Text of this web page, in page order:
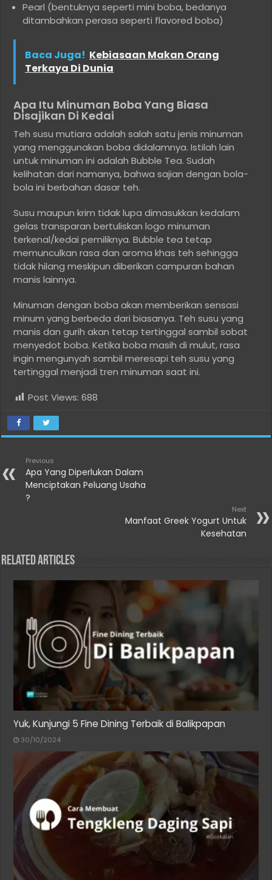
Pearl (bentuknya seperti mini boba, bedanya
ditambahkan perasa seperti flavored boba)
Baca Juga! Kebiasaan Makan Orang
Terkaya Di Dunia
Apa Itu Minuman Boba Yang Biasa
Disajikan Di Kedai
Teh susu mutiara adalah salah satu jenis minuman
yang menggunakan boba didalamnya. Istilah lain
untuk minuman ini adalah Bubble Tea. Sudah
kelihatan dari namanya, bahwa sajian dengan bola-
bola ini berbahan dasar teh.
Susu maupun krim tidak lupa dimasukkan kedalam
gelas transparan bertuliskan logo minuman
terkenal/kedai pemiliknya. Bubble tea tetap
memunculkan rasa dan aroma khas teh sehingga
tidak hilang meskipun diberikan campuran bahan
manis lainnya.
Minuman dengan boba akan memberikan sensasi
minum yang berbeda dari biasanya. Teh susu yang
manis dan gurih akan tetap tertinggal sambil sobat
menyedot boba. Ketika boba masih di mulut, rasa
ingin mengunyah sambil meresapi teh susu yang
tertinggal menjadi tren minuman saat ini.
Post Views: 688
Previous
Apa Yang Diperlukan Dalam
Menciptakan Peluang Usaha
?
Next
Manfaat Greek Yogurt Untuk
Kesehatan
Related Articles
Yuk, Kunjungi 5 Fine Dining Terbaik di Balikpapan
30/10/2024